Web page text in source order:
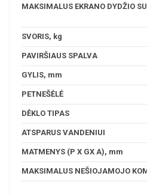
MAKSIMALUS EKRANO DYDŽIO
SVORIS, kg
PAVIRŠIAUS SPALVA
GYLIS, mm
PETNEŠĖLĖ
DĖKLO TIPAS
ATSPARUS VANDENIUI
MATMENYS (P X GX A), mm
MAKSIMALUS NEŠIOJAMOJO